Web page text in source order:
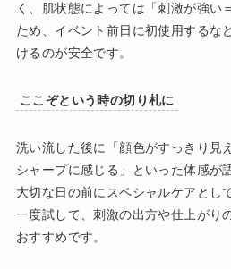
く、肌状態によっては「刺激が強い
ため、イベント前日に初使用するな
けるのが安全です。
ここぞという時の切り札に
洗い流した後に「顔色がすっきり見
シャープに感じる」といった体感が
大切な日の前にスペシャルケアとし
一度試して、刺激の出方や仕上がり
おすすめです。